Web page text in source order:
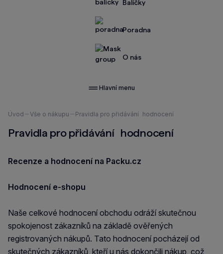
Balíčky
Poradna
O nás
Hlavní menu
Nacházíte
zde:
Úvod Vše o nákupu Pravidla pro přidávání hodnocení
Pravidla pro přidávání hodnocení
Recenze a hodnocení na Packu.cz
Hodnocení e-shopu
Naše celkové hodnocení obchodu odráží skutečnou
spokojenost zákazníků na základě ověřených
registrovaných nákupů. Tato hodnocení pocházejí od
skutečných zákazníků, kteří u nás dokončili nákup, což